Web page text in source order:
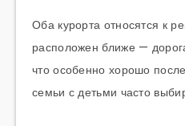
Оба курорта относятся к
расположен ближе —
что особенно хорошо
семьи с детьми часто